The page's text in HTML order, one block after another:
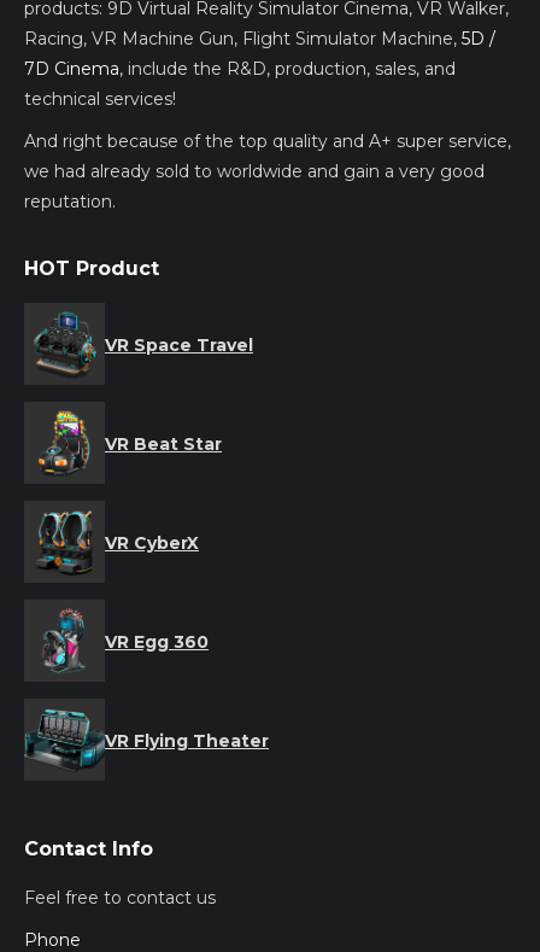
products: 9D Virtual Reality Simulator Cinema, VR Walker,
Racing, VR Machine Gun, Flight Simulator Machine, 5D /
7D Cinema, include the R&D, production, sales, and
technical services!
And right because of the top quality and A+ super service,
we had already sold to worldwide and gain a very good
reputation.
HOT Product
VR Space Travel
VR Beat Star
VR CyberX
VR Egg 360
VR Flying Theater
Contact Info
Feel free to contact us
Phone